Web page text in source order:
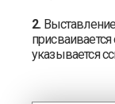
2.
указывается